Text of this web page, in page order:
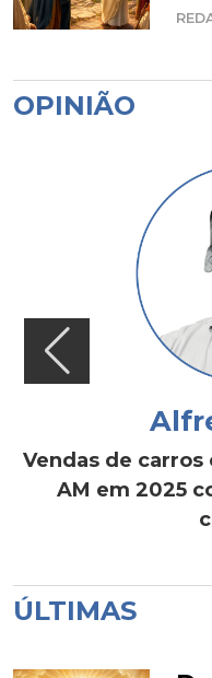
OPINIÃO
Vendas de
AM em 2025
ÚLTIMAS